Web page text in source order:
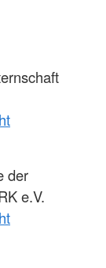
der
e.V.